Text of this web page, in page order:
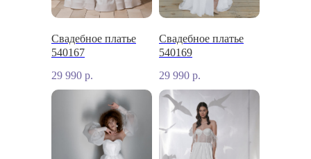
Свадебное платье
540167
29 990 р.
Свадебное платье
540169
29 990 р.